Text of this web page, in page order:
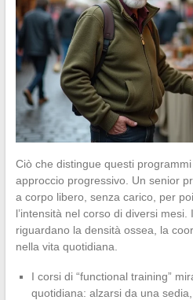
Ciò che distingue questi
approccio progressivo. Un senior
a corpo libero, senza carico, per
l’intensità nel corso di diversi
riguardano la densità ossea, la
nella vita quotidiana.
I corsi di “functional training”
quotidiana: alzarsi da una